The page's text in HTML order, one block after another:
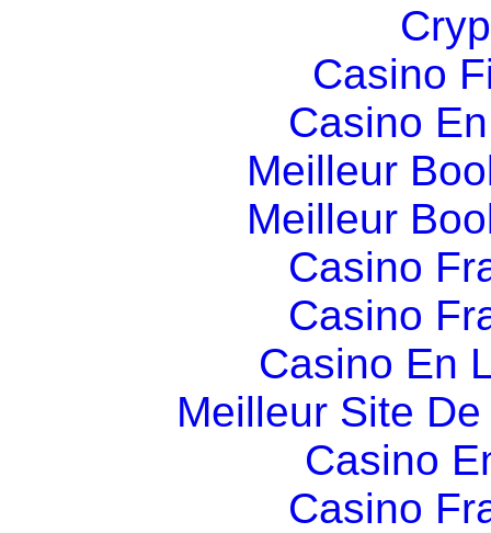
Casino
Casino
Meilleur
Meilleur
Casino
Casino
Casino En
Meilleur Site
Casino
Casino